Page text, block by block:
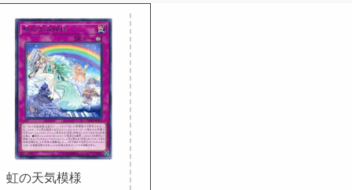
虹の天気模様